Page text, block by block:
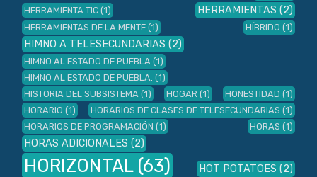
HERRAMIENTA TIC (1) HERRAMIENTAS (2)
HERRAMIENTAS DE LA MENTE (1) HÍBRIDO (1)
HIMNO A TELESECUNDARIAS (2)
HIMNO AL ESTADO DE PUEBLA (1)
HIMNO AL ESTADO DE PUEBLA. (1)
HISTORIA DEL SUBSISTEMA (1) HOGAR (1) HONESTIDAD (1)
HORARIO (1) HORARIOS DE CLASES DE TELESECUNDARIAS (1)
HORARIOS DE PROGRAMACIÓN (1) HORAS (1)
HORAS ADICIONALES (2)
HORIZONTAL (63) HOT POTATOES (2)